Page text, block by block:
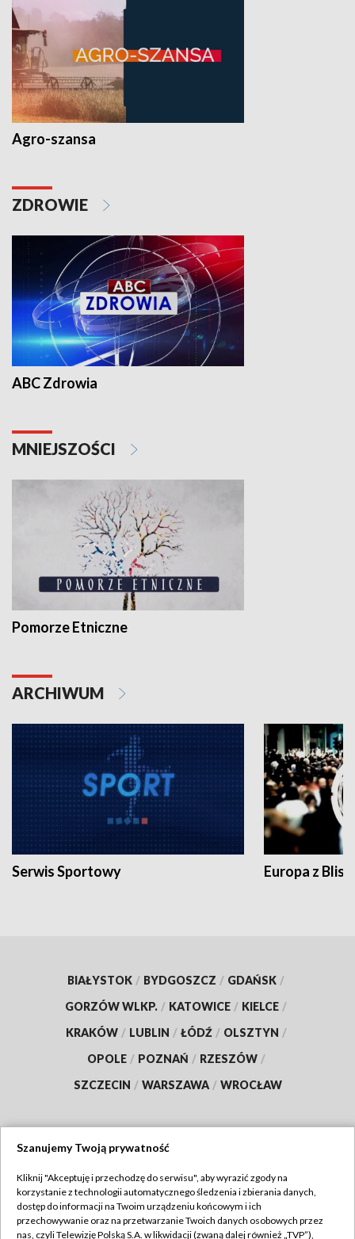
Agro-szansa
ZDROWIE
ABC Zdrowia
MNIEJSZOŚCI
Pomorze Etniczne
ARCHIWUM
Serwis Sportowy Europa z
BIAŁYSTOK / BYDGOSZCZ / GDAŃSK /
GORZÓW WLKP. / KATOWICE / KIELCE /
KRAKÓW / LUBLIN / ŁÓDŹ / OLSZTYN /
OPOLE / POZNAŃ / RZESZÓW /
SZCZECIN / WARSZAWA / WROCŁAW
TVP
Abonament TVP
Regulamin TVP
Szanujemy Twoją prywatność
Kliknij "Akceptuję i przechodzę do serwisu", aby wyrazić zgody na
korzystanie z technologii automatycznego śledzenia i zbierania danych,
dostęp do informacji na Twoim urządzeniu końcowym i ich
przechowywanie oraz na przetwarzanie Twoich danych osobowych przez
nas, czyli Telewizję Polską S.A. w likwidacji (zwaną dalej również „TVP”),